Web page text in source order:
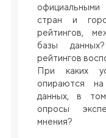
стран и
рейтингов,
базы
рейтингов
При каких
опираются на
данных, в
опросы
мнения?